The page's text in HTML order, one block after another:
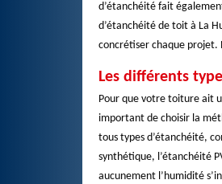
d’étanchéité fait
d’étanchéité de toit à La
concrétiser chaque projet.
Les différents
Pour que votre toiture ait
important de choisir la
tous types d’étanchéité,
synthétique, l’étanchéité
aucunement l’humidité